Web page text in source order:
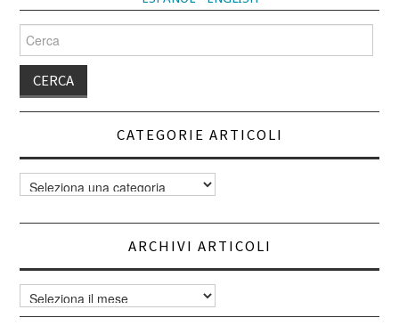
per:
CATEGORIE ARTICOLI
Categorie
articoli
ARCHIVI ARTICOLI
Archivi
articoli